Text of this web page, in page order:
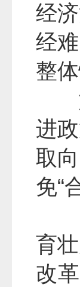
经
经
整
进
取
免“
育
改